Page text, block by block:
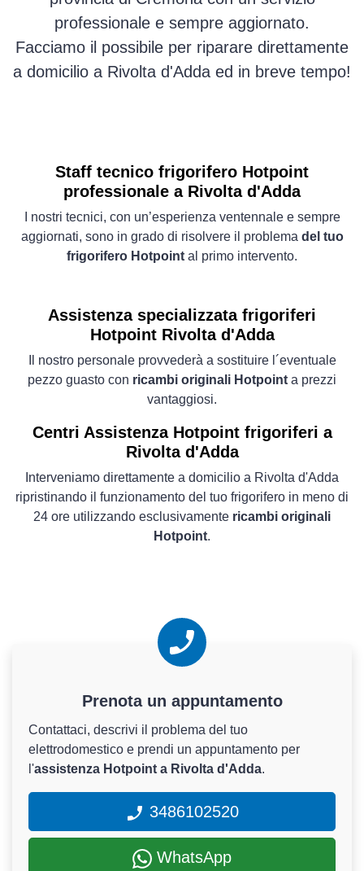
professionale e sempre aggiornato.
Facciamo il possibile per riparare direttamente
a domicilio a Rivolta d'Adda ed in breve tempo!
Staff tecnico frigorifero Hotpoint
professionale a Rivolta d'Adda
I nostri tecnici, con un’esperienza ventennale e sempre
aggiornati, sono in grado di risolvere il problema del tuo
frigorifero Hotpoint al primo intervento.
Assistenza specializzata frigoriferi
Hotpoint Rivolta d'Adda
Il nostro personale provvederà a sostituire l´eventuale
pezzo guasto con ricambi originali Hotpoint a prezzi
vantaggiosi.
Centri Assistenza Hotpoint frigoriferi a
Rivolta d'Adda
Interveniamo direttamente a domicilio a Rivolta d'Adda
ripristinando il funzionamento del tuo frigorifero in meno di
24 ore utilizzando esclusivamente ricambi originali
Hotpoint.
Prenota un appuntamento
Contattaci, descrivi il problema del tuo
elettrodomestico e prendi un appuntamento per
l'assistenza Hotpoint a Rivolta d'Adda.
3486102520
WhatsApp